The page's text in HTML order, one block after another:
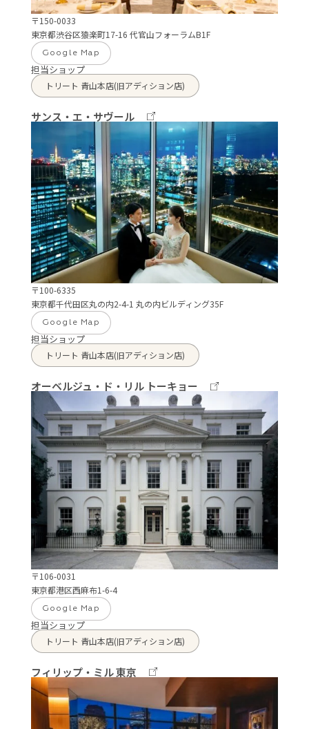
〒150-0033
東京都渋谷区猿楽町17-16 代官山フォーラムB1F
Google Map
担当ショップ
トリート 青山本店(旧アディション店)
サンス・エ・サヴール
〒100-6335
東京都千代田区丸の内2-4-1 丸の内ビルディング35F
Google Map
担当ショップ
トリート 青山本店(旧アディション店)
オーベルジュ・ド・リル トーキョー
〒106-0031
東京都港区西麻布1-6-4
Google Map
担当ショップ
トリート 青山本店(旧アディション店)
フィリップ・ミル 東京